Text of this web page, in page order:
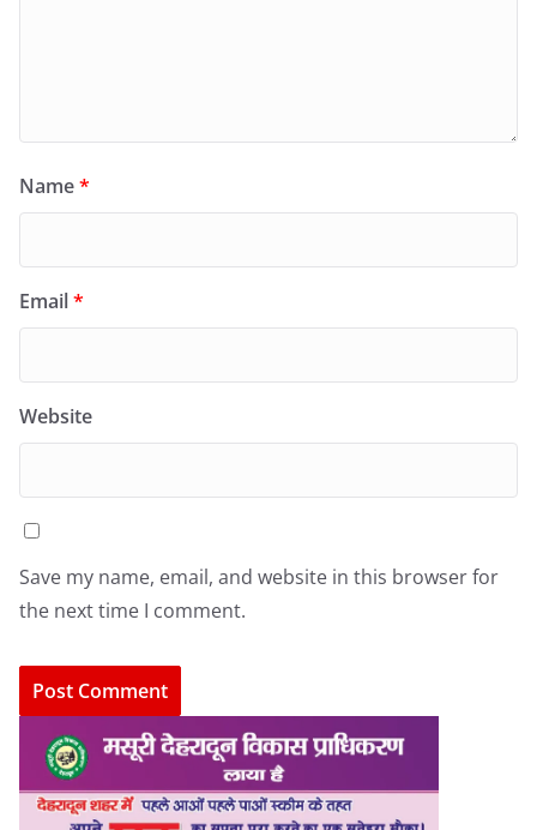
Name*
Email*
Website
Save my name, email, and website in this browser for
the next time I comment.